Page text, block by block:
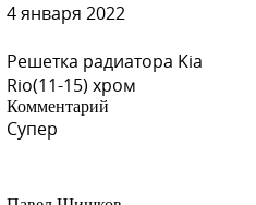
4 января 2022
Решетка радиатора Kia
Rio(11-15) хром
Комментарий
Супер